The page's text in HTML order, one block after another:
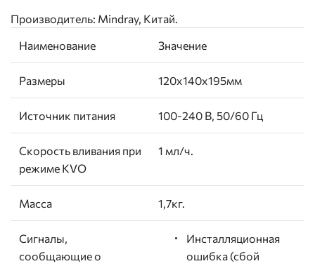
Производитель: Mindray, Китай.
Наименование
Значение
Размеры 120х140х195мм
Источник питания 100-240 В, 50/60 Гц
Скорость вливания при
режиме KVO
1 мл/ч.
Масса 1,7кг.
Сигналы,
сообщающие о
Инсталляционная
ошибка (сбой